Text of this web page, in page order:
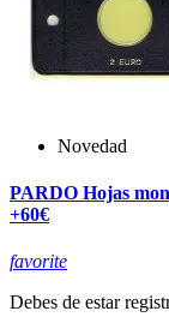
Novedad
PARDO Hojas
+60€
favorite
Debes de estar